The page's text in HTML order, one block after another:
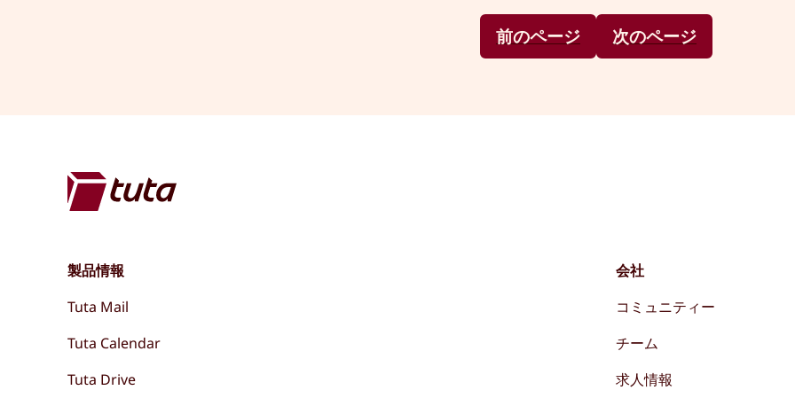
前のページ 次のページ
製品情報
Tuta Mail
Tuta Calendar
Tuta Drive
会社
コミュニティー
チーム
求人情報